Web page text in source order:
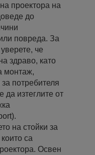
проектора на
до
повреда. За
че
здраво, като
монтаж,
потребителя
да изтеглите от
на стойки за
са
Освен